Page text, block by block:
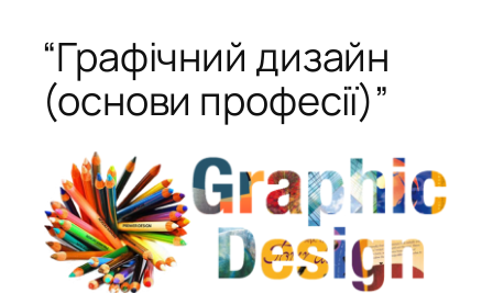
“Графічний дизайн
(основи професії)”